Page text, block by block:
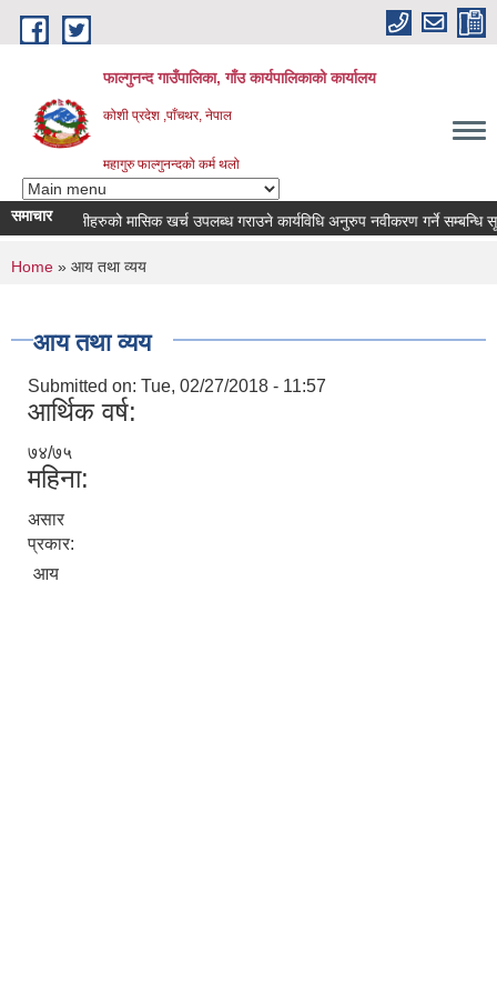
Skip to main content
फाल्गुनन्द गाउँपालिका, गाँउ कार्यपालिकाको कार्यालय
कोशी प्रदेश ,पाँचथर, नेपाल
महागुरु फाल्गुनन्दको कर्म थलो
समाचारविरामीहरुको मासिक खर्च उपलब्ध गराउने कार्यविधि अनुरुप नवीकरण गर्ने सम्बन्धि
You are here
Home » आय तथा व्यय
आय तथा व्यय
Submitted on: Tue, 02/27/2018 - 11:57
आर्थिक वर्ष:
७४/७५
महिना:
असार
प्रकार:
आय